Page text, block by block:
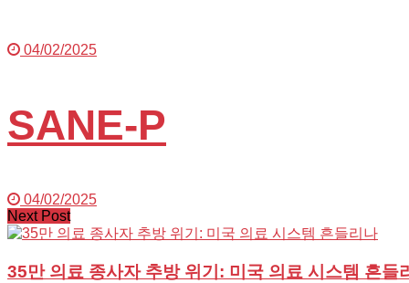
04/02/2025
SANE-P
04/02/2025
Next Post
35만 의료 종사자 추방 위기: 미국 의료 시스템 흔들